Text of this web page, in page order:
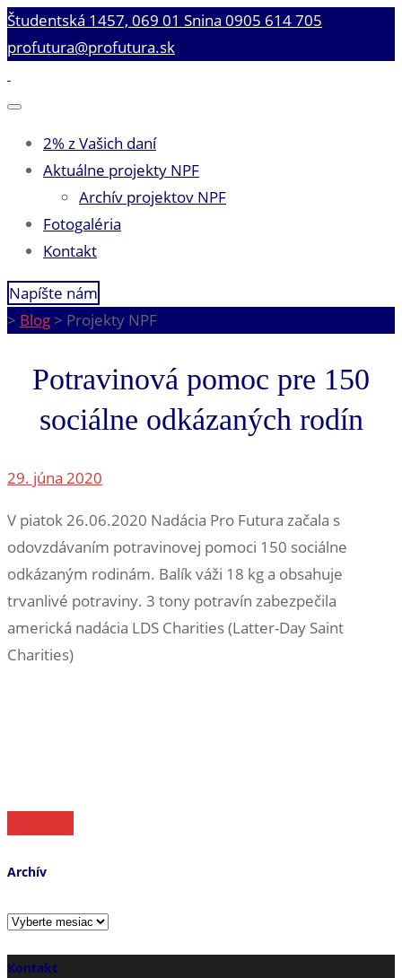
Študentská 1457, 069 01 Snina 0905 614 705
profutura@profutura.sk
2% z Vašich daní
Aktuálne projekty NPF
Archív projektov NPF
Fotogaléria
Kontakt
Napíšte nám
> Blog > Projekty NPF
Potravinová pomoc pre 150
sociálne odkázaných rodín
29. júna 2020
V piatok 26.06.2020 Nadácia Pro Futura začala s
odovzdávaním potravinovej pomoci 150 sociálne
odkázaným rodinám. Balík váži 18 kg a obsahuje
trvanlivé potraviny. 3 tony potravín zabezpečila
americká nadácia LDS Charities (Latter-Day Saint
Charities)
Archív
Archív
Kontakt